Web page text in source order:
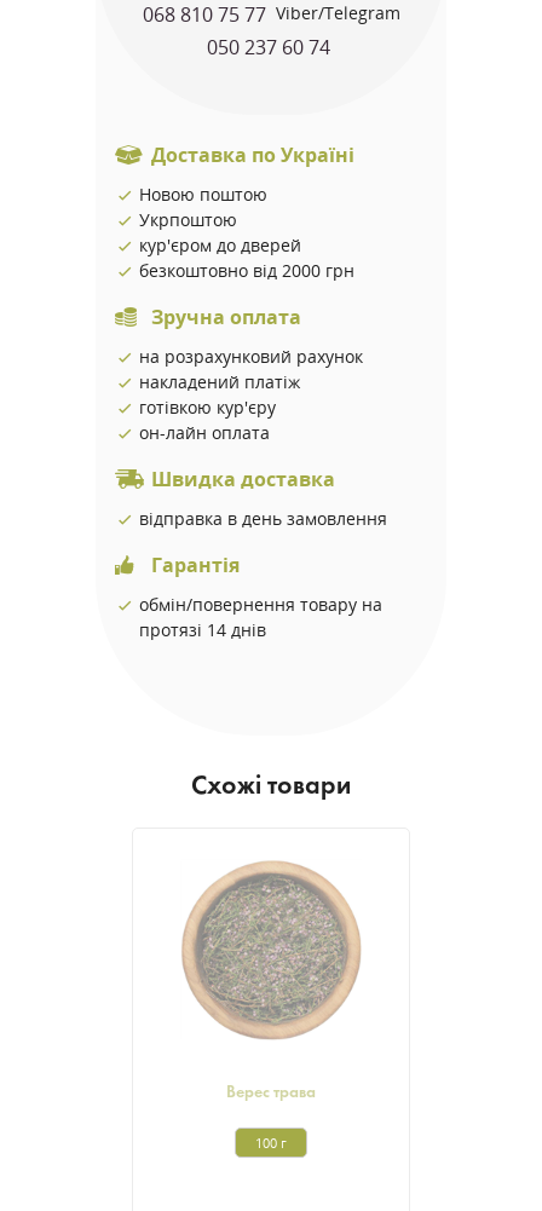
068 810 75 77 Viber/Telegram
050 237 60 74
Доставка по Україні
Новою поштою
Укрпоштою
кур'єром до дверей
безкоштовно від 2000 грн
Зручна оплата
на розрахунковий рахунок
накладений платіж
готівкою кур'єру
он-лайн оплата
Швидка доставка
відправка в день замовлення
Гарантія
обмін/повернення товару на
протязі 14 днів
Схожі товари
Верес трава
100 г